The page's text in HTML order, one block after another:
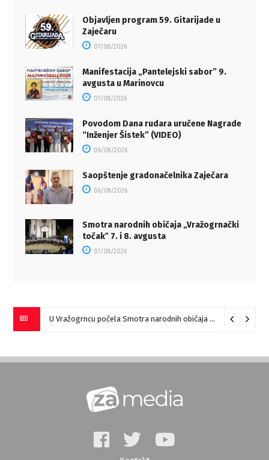
Objavljen program 59. Gitarijade u
Zaječaru
07/08/2026
Manifestacija „Pantelejski sabor” 9.
avgusta u Marinovcu
07/08/2026
Povodom Dana rudara uručene Nagrade
“Inženjer Šistek” (VIDEO)
06/08/2026
Saopštenje gradonačelnika Zaječara
06/08/2026
Smotra narodnih običaja „Vražogrnački
točakˮ 7. i 8. avgusta
07/08/2026
U Vražogrncu počela Smotra narodnih običaja „Vražogrnački točak“